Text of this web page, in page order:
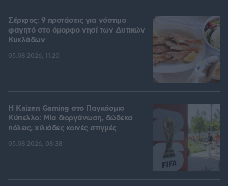
Σέριφος: 9 προτάσεις για νόστιμο
φαγητό στο όμορφο νησί των Δυτικών
Κυκλάδων
05.08.2026, 11:20
H Kaizen Gaming στο Παγκόσμιο
Kύπελλο: Μία διοργάνωση, δώδεκα
πόλεις, χιλιάδες κοινές στιγμές
05.08.2026, 08:38